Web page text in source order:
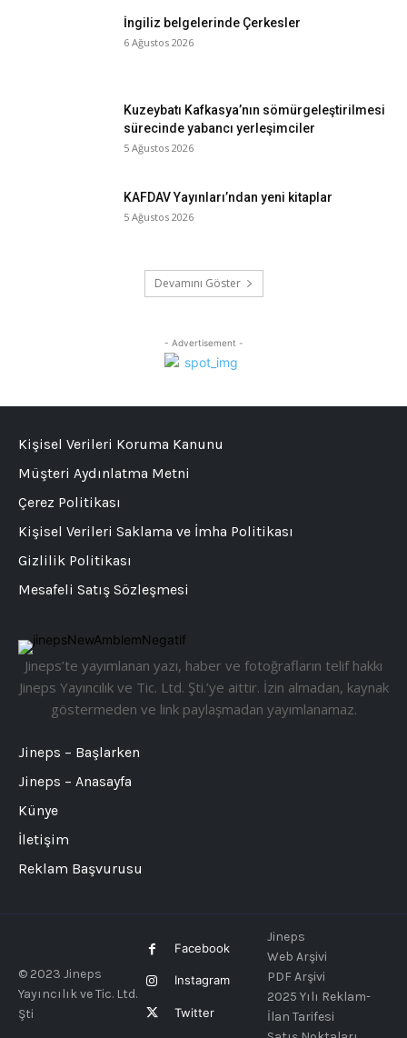
İngiliz belgelerinde Çerkesler
6 Ağustos 2026
Kuzeybatı Kafkasya’nın sömürgeleştirilmesi
sürecinde yabancı yerleşimciler
5 Ağustos 2026
KAFDAV Yayınları’ndan yeni kitaplar
5 Ağustos 2026
Devamını Göster
- Advertisement -
Jineps’te yayımlanan yazı, haber ve fotoğrafların telif hakkı
Jineps Yayıncılık ve Tic. Ltd. Şti.’ye aittir. İzin almadan, kaynak
göstermeden ve link paylaşmadan yayımlanamaz.
Jineps – Başlarken
Jineps – Anasayfa
Künye
İletişim
Reklam Başvurusu
Kişisel Verileri Koruma Kanunu
Müşteri Aydınlatma Metni
Çerez Politikası
Kişisel Verileri Saklama ve İmha Politikası
Gizlilik Politikası
Mesafeli Satış Sözleşmesi
© 2023 Jineps
Yayıncılık ve Tic. Ltd.
Şti
Facebook
Instagram
Twitter
Jineps
Web Arşivi
PDF Arşivi
2025 Yılı Reklam-
İlan Tarifesi